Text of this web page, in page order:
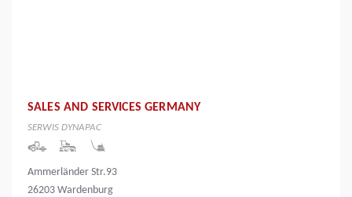
SALES AND SERVICES GERMANY
SERWIS DYNAPAC
Ammerländer Str.93
26203 Wardenburg